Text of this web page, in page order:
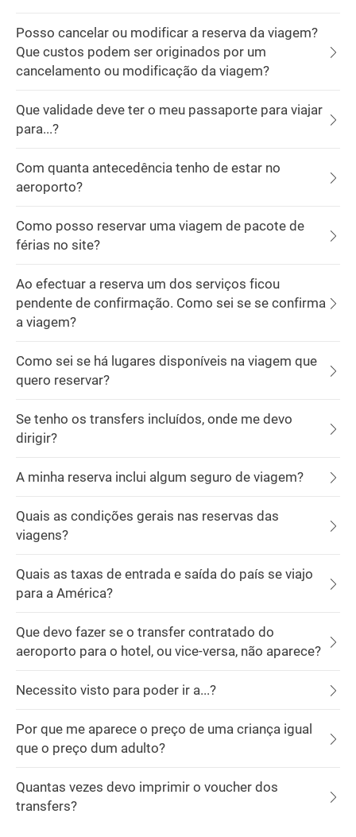
Posso cancelar ou modificar a reserva da viagem?
Que custos podem ser originados por um
cancelamento ou modificação da viagem?
Que validade deve ter o meu passaporte para viajar
para...?
Com quanta antecedência tenho de estar no
aeroporto?
Como posso reservar uma viagem de pacote de
férias no site?
Ao efectuar a reserva um dos serviços ficou
pendente de confirmação. Como sei se se confirma
a viagem?
Como sei se há lugares disponíveis na viagem que
quero reservar?
Se tenho os transfers incluídos, onde me devo
dirigir?
A minha reserva inclui algum seguro de viagem?
Quais as condições gerais nas reservas das
viagens?
Quais as taxas de entrada e saída do país se viajo
para a América?
Que devo fazer se o transfer contratado do
aeroporto para o hotel, ou vice-versa, não aparece?
Necessito visto para poder ir a...?
Por que me aparece o preço de uma criança igual
que o preço dum adulto?
Quantas vezes devo imprimir o voucher dos
transfers?